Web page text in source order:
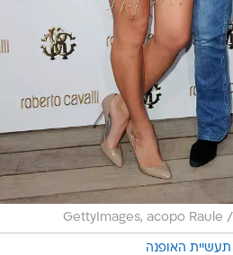
/
GettyImages, acopo Raule
תעשיית האופנה